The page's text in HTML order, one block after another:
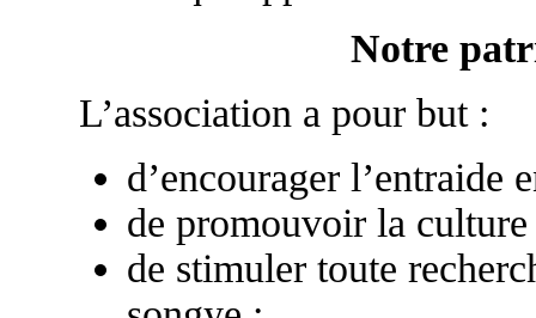
Notre
L’association a pour but :
d’encourager l’entraide
de promouvoir la
de stimuler toute